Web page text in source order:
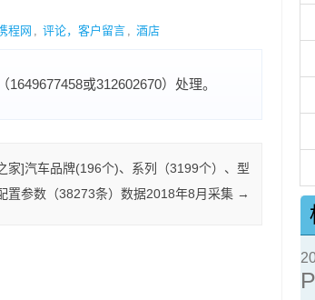
程网 , 评论，客户留言 , 酒店
或312602670）处理。
家]汽车品牌(196个)、系列（3199个）、型
置参数（38273条）数据2018年8月采集 →